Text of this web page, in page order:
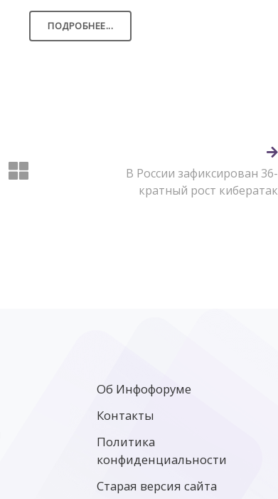
ПОДРОБНЕЕ...
В России зафиксирован 36-
кратный рост кибератак
Об Инфофоруме
Контакты
Политика
конфиденциальности
Старая версия сайта